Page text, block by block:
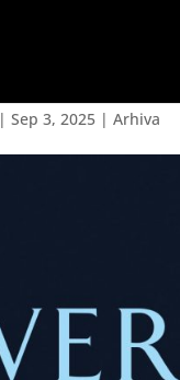
|Sep 3, 2025 |Arhiva